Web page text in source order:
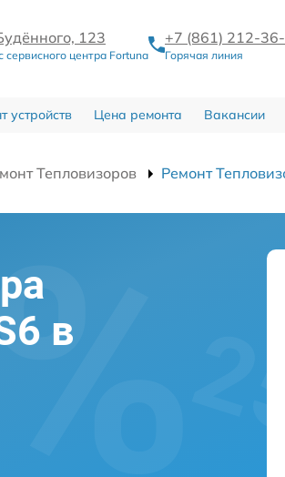
123
сервисного центра Fortuna
+7 (861) 212-
Горячая линия
устройств Цена ремонта Вакансии
Тепловизоров Ремонт
в